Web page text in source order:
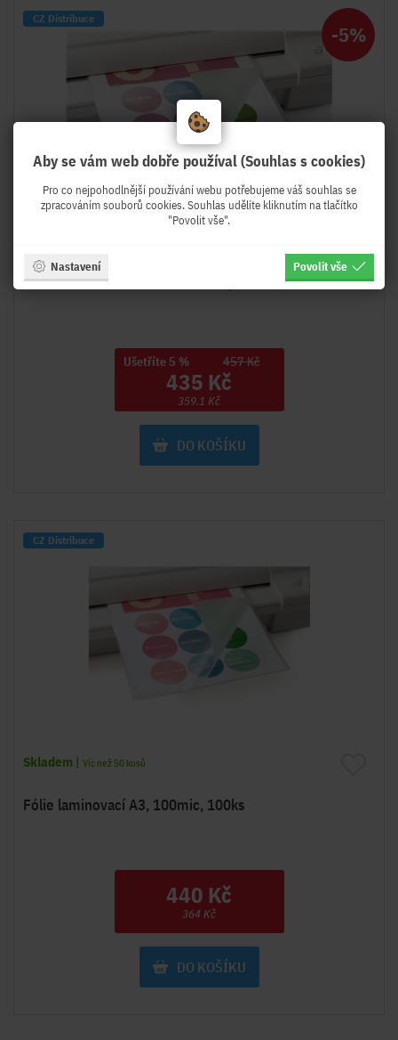
CZ Distribuce
-5%
Laminovací folie lesklé 100ks A3, 125mic
Ušetříte 5 % 457 Kč
435 Kč
359.1 Kč
DO KOŠÍKU
CZ Distribuce
Skladem | Víc než 50 kusů
Fólie laminovací A3, 100mic, 100ks
440 Kč
364 Kč
DO KOŠÍKU
Aby se vám web dobře používal (Souhlas s cookies)
Pro co nejpohodlnější používání webu potřebujeme váš souhlas se
zpracováním souborů cookies. Souhlas udělíte kliknutím na tlačítko
"Povolit vše".
Nastavení Povolit vše